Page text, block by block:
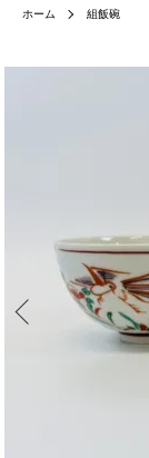
ホーム 組飯碗